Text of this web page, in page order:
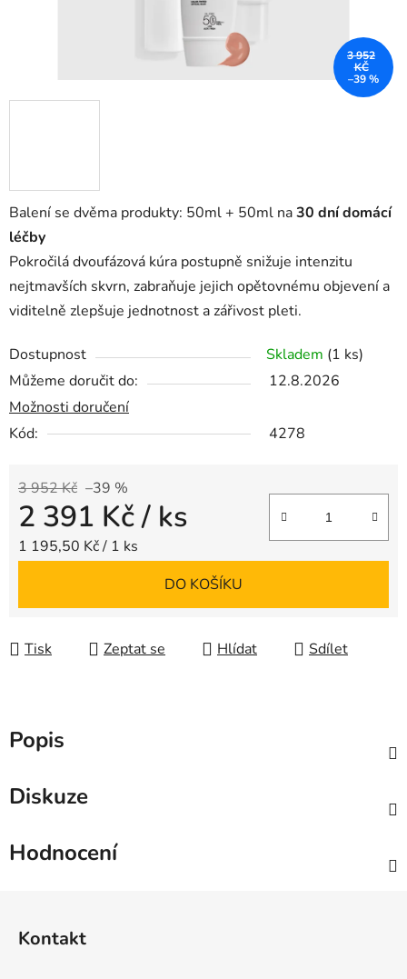
Balení se dvěma produkty: 50ml + 50ml na30 dní domácí
léčby
Pokročilá dvoufázová kúra postupně snižuje intenzitu
nejtmavších skvrn, zabraňuje jejich opětovnému objevení a
viditelně zlepšuje jednotnost a zářivost pleti.
Dostupnost Skladem (1 ks)
Můžeme doručit do:
12.8.2026
Možnosti doručení
Kód:
4278
3 952 Kč –39 %
2 391 Kč/ ks
Měrná cena:
1 195,50 Kč / 1 ks
DO KOŠÍKU
Tisk Zeptat se Hlídat Sdílet
3 952
KČ
–39 %
Popis
Diskuze
Hodnocení
Kontakt